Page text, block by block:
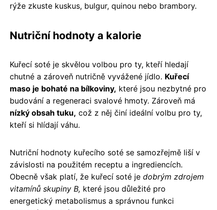
rýže zkuste kuskus, bulgur, quinou nebo brambory.
Nutriční hodnoty a kalorie
Kuřecí soté je skvělou volbou pro ty, kteří hledají
chutné a zároveň nutričně vyvážené jídlo. Kuřecí
maso je bohaté na bílkoviny, které jsou nezbytné pro
budování a regeneraci svalové hmoty. Zároveň má
nízký obsah tuku, což z něj činí ideální volbu pro ty,
kteří si hlídají váhu.
Nutriční hodnoty kuřecího soté se samozřejmě liší v
závislosti na použitém receptu a ingrediencích.
Obecně však platí, že kuřecí soté je dobrým zdrojem
vitamínů skupiny B, které jsou důležité pro
energetický metabolismus a správnou funkci